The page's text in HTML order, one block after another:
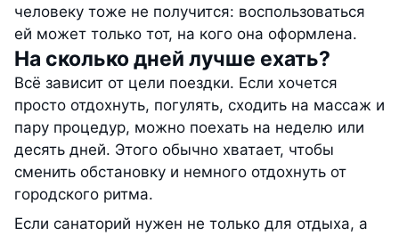
человеку тоже не получится: воспользоваться
ей может только тот, на кого она оформлена.
На сколько дней лучше ехать?
Всё зависит от цели поездки. Если хочется
просто отдохнуть, погулять, сходить на массаж и
пару процедур, можно поехать на неделю или
десять дней. Этого обычно хватает, чтобы
сменить обстановку и немного отдохнуть от
городского ритма.
Если санаторий нужен не только для отдыха, а